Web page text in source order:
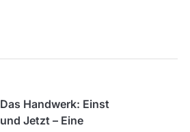
Das Handwerk: Einst
und Jetzt – Eine